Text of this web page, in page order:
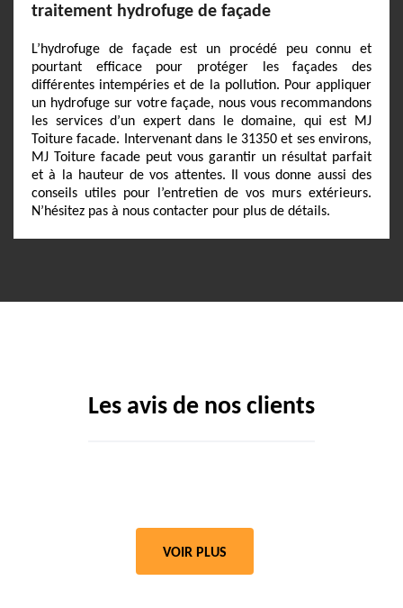
traitement hydrofuge de façade
L’hydrofuge de façade est un procédé peu connu et
pourtant efficace pour protéger les façades des
différentes intempéries et de la pollution. Pour appliquer
un hydrofuge sur votre façade, nous vous recommandons
les services d’un expert dans le domaine, qui est MJ
Toiture facade. Intervenant dans le 31350 et ses environs,
MJ Toiture facade peut vous garantir un résultat parfait
et à la hauteur de vos attentes. Il vous donne aussi des
conseils utiles pour l’entretien de vos murs extérieurs.
N’hésitez pas à nous contacter pour plus de détails.
Les avis de nos clients
VOIR PLUS